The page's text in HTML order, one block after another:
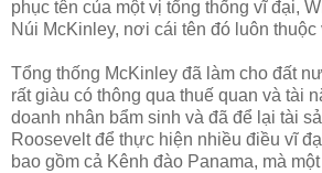
phục tên của một vị tổng thống vĩ đại,
Núi McKinley, nơi cái tên đó luôn thuộc
Tổng thống McKinley đã làm cho đất
rất giàu có thông qua thuế quan và tài
doanh nhân bẩm sinh và đã để lại tài
Roosevelt để thực hiện nhiều điều vĩ
bao gồm cả Kênh đào Panama, mà